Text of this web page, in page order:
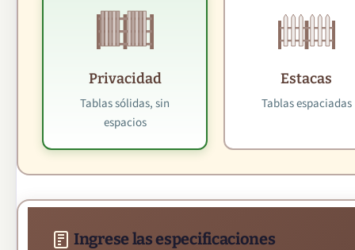
Privacidad
Tablas sólidas, sin
espacios
Estacas
Tablas espaciadas
Ingrese las especificaciones